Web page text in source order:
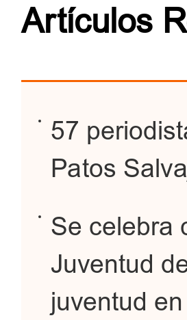
Artículos
57
Patos
Se celebra
Juventud
juventud